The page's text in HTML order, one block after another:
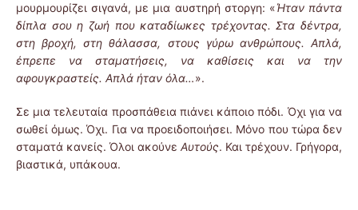
μουρμουρίζει σιγανά, με μια αυστηρή στοργη: «Ήταν πάντα
δίπλα σου η ζωή που καταδίωκες τρέχοντας. Στα δέντρα,
στη βροχή, στη θάλασσα, στους γύρω ανθρώπους. Απλά,
έπρεπε να σταματήσεις, να καθίσεις και να την
αφουγκραστείς. Απλά ήταν όλα…».
Σε μια τελευταία προσπάθεια πιάνει κάποιο πόδι. Όχι για να
σωθεί όμως. Όχι. Για να προειδοποιήσει. Μόνο που τώρα δεν
σταματά κανείς. Όλοι ακούνε Αυτούς. Και τρέχουν. Γρήγορα,
βιαστικά, υπάκουα.